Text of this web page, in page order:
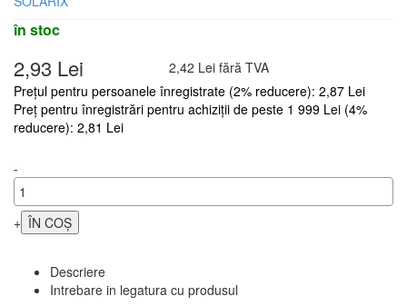
în stoc
2,93 Lei
2,42 Lei fără TVA
Prețul pentru persoanele înregistrate (2% reducere): 2,87 Lei
Preț pentru înregistrări pentru achiziții de peste 1 999 Lei (4%
reducere): 2,81 Lei
-
+
Descriere
Intrebare in legatura cu produsul